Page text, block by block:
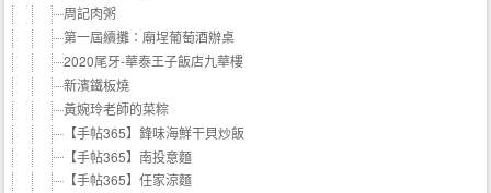
周記肉粥
第一屆續攤：廟埕葡萄酒辦桌
2020尾牙-華泰王子飯店九華樓
新濱鐵板燒
黃婉玲老師的菜粽
【手帖365】鋒味海鮮干貝炒飯
【手帖365】南投意麵
【手帖365】任家涼麵